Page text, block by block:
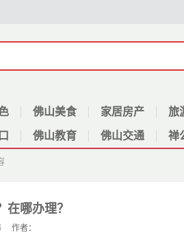
佛山美食 家居房产 旅
佛山教育 佛山交通 禅
哪办理？
作者：